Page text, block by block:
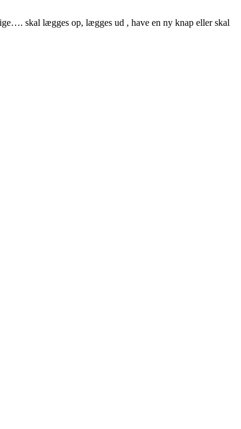
skal lægges op, lægges ud , have en ny knap eller skal